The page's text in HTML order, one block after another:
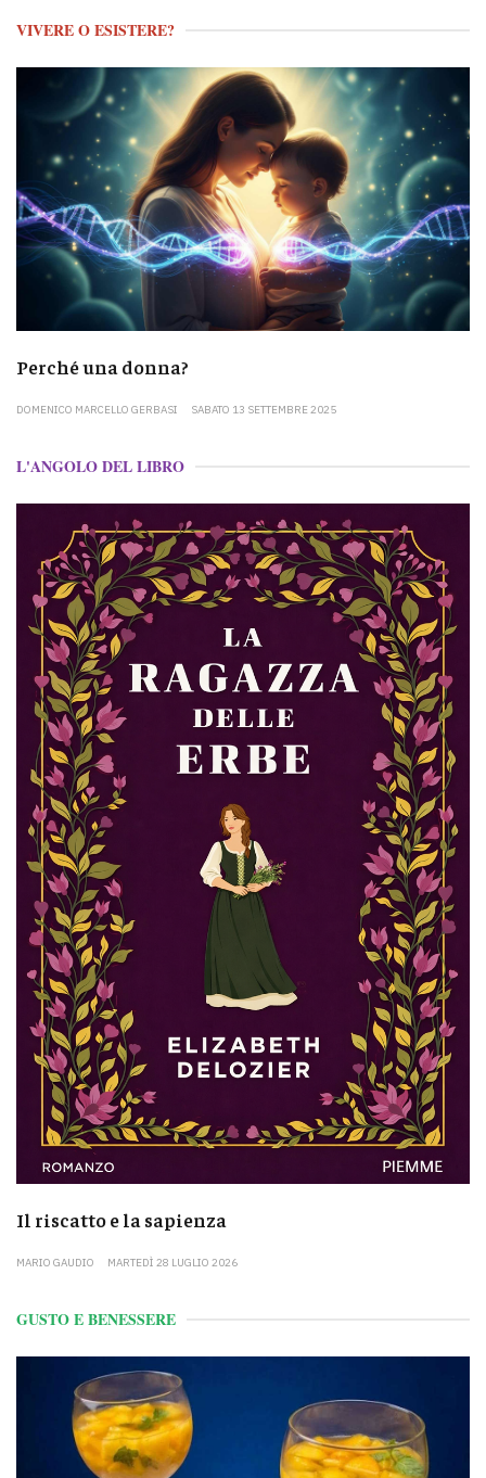
VIVERE O ESISTERE?
Perché una donna?
DOMENICO MARCELLO GERBASI SABATO 13 SETTEMBRE 2025
L'ANGOLO DEL LIBRO
Il riscatto e la sapienza
MARIO GAUDIO MARTEDÌ 28 LUGLIO 2026
GUSTO E BENESSERE